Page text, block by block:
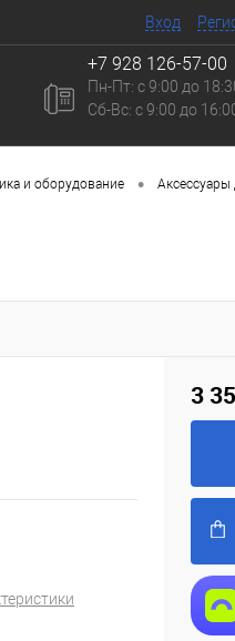
Вход
+7 928 126-57-00
Пн-Пт: с 9:00 до
Сб-Вc: с 9:00 до
и оборудование • Аксессуары
3